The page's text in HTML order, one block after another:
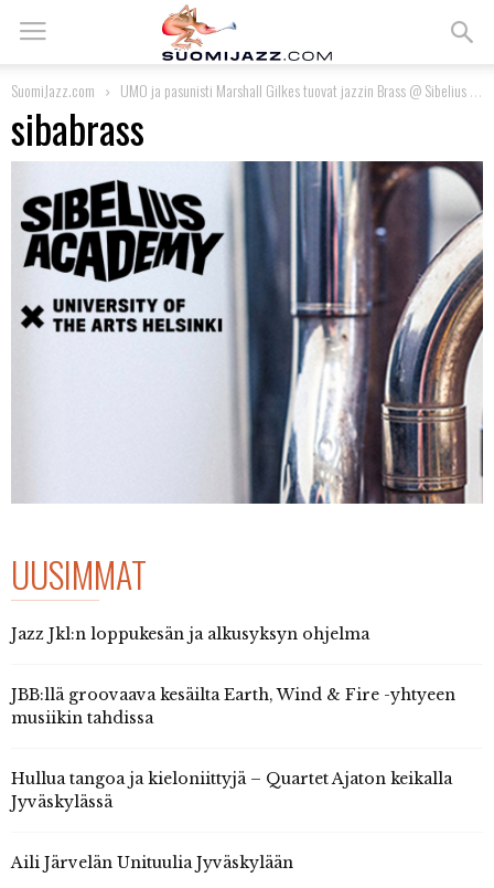
SuomiJazz.com UMO ja pasunisti Marshall Gilkes tuovat jazzin Brass @ Sibelius Academy -festivaalille
sibabrass
UUSIMMAT
Jazz Jkl:n loppukesän ja alkusyksyn ohjelma
JBB:llä groovaava kesäilta Earth, Wind & Fire -yhtyeen
musiikin tahdissa
Hullua tangoa ja kieloniittyjä – Quartet Ajaton keikalla
Jyväskylässä
Aili Järvelän Unituulia Jyväskylään